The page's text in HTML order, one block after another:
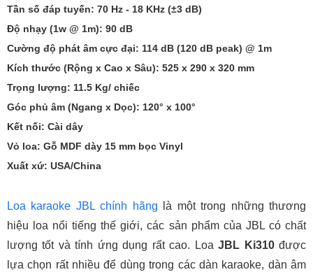
Tần số đáp tuyến: 70 Hz - 18 KHz (±3 dB)
Độ nhạy (1w @ 1m): 90 dB
Cường độ phát âm cực đại: 114 dB (120 dB peak) @ 1m
Kích thước (Rộng x Cao x Sâu): 525 x 290 x 320 mm
Trọng lượng: 11.5 Kg/ chiếc
Góc phủ âm (Ngang x Dọc): 120° x 100°
Kết nối: Cài dây
Vỏ loa: Gỗ MDF dày 15 mm bọc Vinyl
Xuất xứ: USA/China
Loa karaoke JBL chính hãng là một trong những thương
hiệu loa nổi tiếng thế giới, các sản phẩm của JBL có chất
lượng tốt và tính ứng dụng rất cao. LoaJBL Ki310được
lựa chọn rất nhiều để dùng trong các dàn karaoke, dàn âm